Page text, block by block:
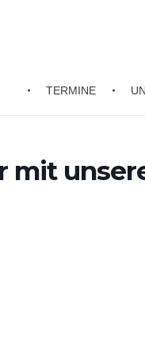
TERMINE
mit